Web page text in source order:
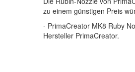
zu einem günstigen Preis
- PrimaCreator MK8 Ruby
Hersteller PrimaCreator.